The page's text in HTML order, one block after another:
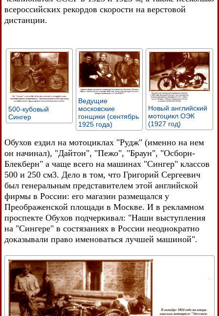
всероссийских рекордов скорости на верстовой
дистанции.
500-кубовый
Сингер
Ведущие
московские
гонщики (сентябрь
1925 года)
Новый английский
мотоцикл ОЭК
(1927 год)
Обухов ездил на мотоциклах "Рудж" (именно на нем
он начинал), "Дайтон", "Пежо", "Браун", "Осборн-
Блекберн" а чаще всего на машинах "Сингер" классов
500 и 250 см3. Дело в том, что Григорий Сергеевич
был генеральным представителем этой английской
фирмы в России: его магазин размещался у
Преображенской площади в Москве. И в рекламном
проспекте Обухов подчеркивал: "Наши выступления
на "Сингере" в состязаниях в России неоднократно
доказывали право именоваться лучшей машиной".